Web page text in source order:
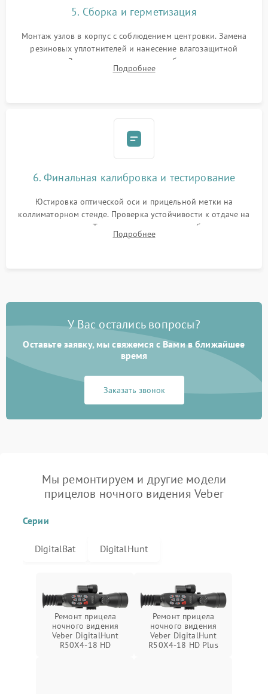
5. Сборка и герметизация
Монтаж узлов в корпус с соблюдением центровки. Замена
резиновых уплотнителей и нанесение влагозащитной
смазки. Заполнение внутреннего объема прицела
осушенным азотом для предотвращения запотевания оптики
Подробнее
6. Финальная калибровка и тестирование
Юстировка оптической оси и прицельной метки на
коллиматорном стенде. Проверка устойчивости к отдаче на
ударном стенде. Тестирование качества изображения в
темноте, дальности обнаружения и корректной работы всех
Подробнее
У Вас остались вопросы?
Оставьте заявку, мы свяжемся с Вами в ближайшее
время
Заказать звонок
Мы ремонтируем и другие модели
прицелов ночного видения Veber
Серии
DigitalBat DigitalHunt
Ремонт прицела
ночного видения
Veber DigitalHunt
R50X4-18 HD
Ремонт прицела
ночного видения
Veber DigitalHunt
R50X4-18 HD Plus